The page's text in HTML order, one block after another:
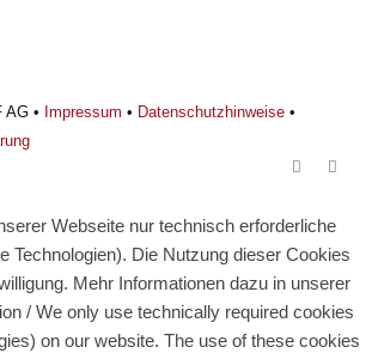
• Impressum • Datenschutzhinweise•
Webseite nur technisch erforderliche
Technologien). Die Nutzung dieser Cookies
Mehr Informationen dazu in unserer
/ We only use technically required cookies
on our website. The use of these cookies